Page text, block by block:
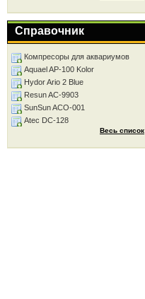
Справочник
Компресоры для аквариумов
Aquael AP-100 Kolor
Hydor Ario 2 Blue
Resun AC-9903
SunSun ACO-001
Atec DC-128
Весь список